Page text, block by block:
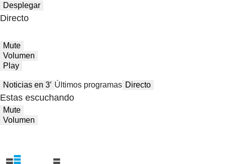
Desplegar
Directo
Mute
Volumen
Play
Noticias en 3′ Últimos programas Directo
Estas escuchando
Mute
Volumen